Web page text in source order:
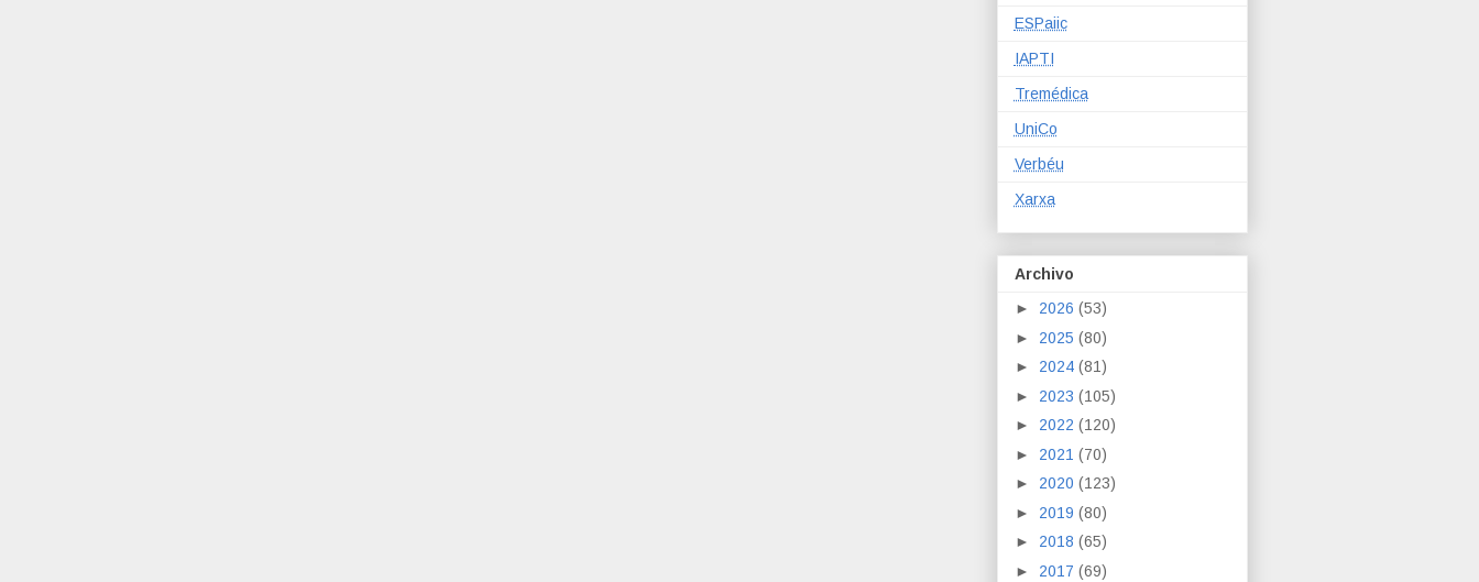
ESPaiic
IAPTI
Tremédica
UniCo
Verbéu
Xarxa
Archivo
► 2026 (53)
► 2025 (80)
► 2024 (81)
► 2023 (105)
► 2022 (120)
► 2021 (70)
► 2020 (123)
► 2019 (80)
► 2018 (65)
► 2017 (69)